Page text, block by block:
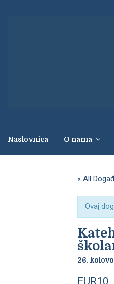
Naslovnica O nama
« All
Ovaj
26.
EUR10